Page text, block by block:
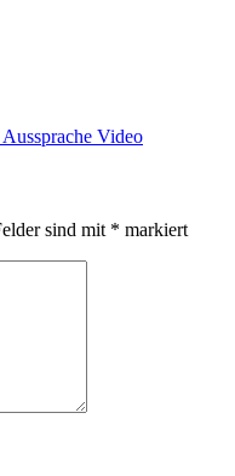
Video
sind mit * markiert